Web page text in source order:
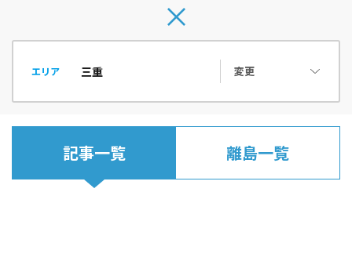
エリア 変更
記事一覧 離島一覧